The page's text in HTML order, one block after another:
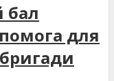
бал
для